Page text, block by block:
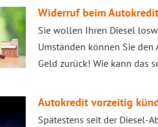
Widerruf beim
Sie wollen Ihren Diesel
Umständen können Sie
Geld zurück! Wie kann das
Autokredit vorzeitig
Spätestens seit der Diesel-